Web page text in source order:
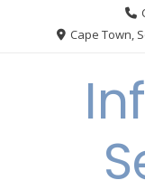
Cape Town,